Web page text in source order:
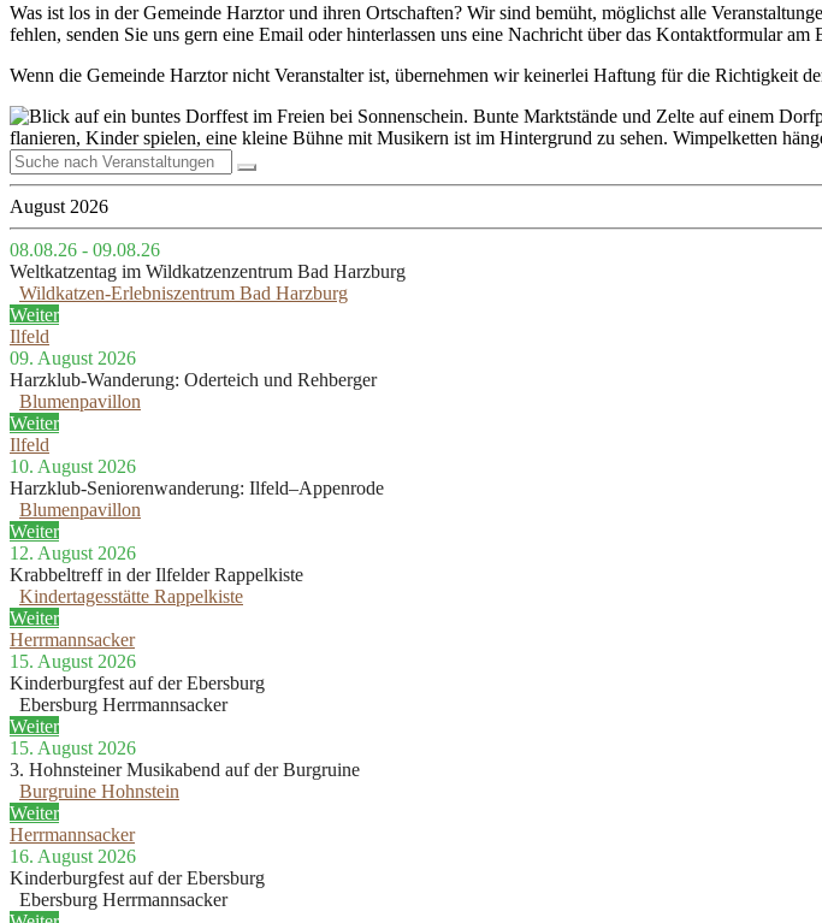
Was ist los in der Gemeinde Harztor und ihren Ortschaften? Wir sind bemüht, möglichst alle
fehlen, senden Sie uns gern eine Email oder hinterlassen uns eine Nachricht über das Kontaktformular am
Wenn die Gemeinde Harztor nicht Veranstalter ist, übernehmen wir keinerlei Haftung für die Richtigkeit
August 2026
08.08.26 - 09.08.26
Weltkatzentag im Wildkatzenzentrum Bad Harzburg
Wildkatzen-Erlebniszentrum Bad Harzburg
Weiter
Ilfeld
09. August 2026
Harzklub-Wanderung: Oderteich und Rehberger
Blumenpavillon
Weiter
Ilfeld
10. August 2026
Harzklub-Seniorenwanderung: Ilfeld–Appenrode
Blumenpavillon
Weiter
12. August 2026
Krabbeltreff in der Ilfelder Rappelkiste
Kindertagesstätte Rappelkiste
Weiter
Herrmannsacker
15. August 2026
Kinderburgfest auf der Ebersburg
Ebersburg Herrmannsacker
Weiter
15. August 2026
3. Hohnsteiner Musikabend auf der Burgruine
Burgruine Hohnstein
Weiter
Herrmannsacker
16. August 2026
Kinderburgfest auf der Ebersburg
Ebersburg Herrmannsacker